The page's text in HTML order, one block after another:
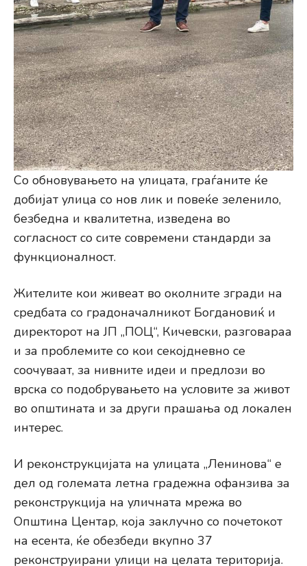
Со обновувањето на улицата, граѓаните ќе
добијат улица со нов лик и повеќе зеленило,
безбедна и квалитетна, изведена во
согласност со сите современи стандарди за
функционалност.
Жителите кои живеат во околните згради на
средбата со градоначалникот Богдановиќ и
директорот на ЈП „ПОЦ“, Кичевски, разговараа
и за проблемите со кои секојдневно се
соочуваат, за нивните идеи и предлози во
врска со подобрувањето на условите за живот
во општината и за други прашања од локален
интерес.
И реконструкцијата на улицата „Ленинова“ е
дел од големата летна градежна офанзива за
реконструкција на уличната мрежа во
Општина Центар, која заклучно со почетокот
на есента, ќе обезбеди вкупно 37
реконструирани улици на целата територија.